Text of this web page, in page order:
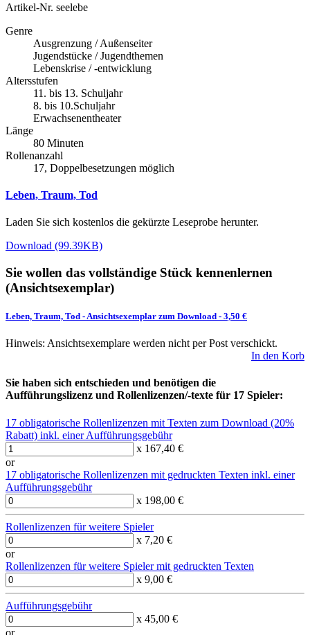
Artikel-Nr. seelebe
Genre
Ausgrenzung / Außenseiter
Jugendstücke / Jugendthemen
Lebenskrise / -entwicklung
Altersstufen
11. bis 13. Schuljahr
8. bis 10.Schuljahr
Erwachsenentheater
Länge
80 Minuten
Rollenanzahl
17, Doppelbesetzungen möglich
Leben, Traum, Tod
Laden Sie sich kostenlos die gekürzte Leseprobe herunter.
Download (99.39KB)
Sie wollen das vollständige Stück kennenlernen
(Ansichtsexemplar)
Leben, Traum, Tod - Ansichtsexemplar zum Download - 3,50 €
Hinweis: Ansichtsexemplare werden nicht per Post verschickt.
In den Korb
Sie haben sich entschieden und benötigen die
Aufführungslizenz und Rollenlizenzen/-texte für 17 Spieler:
17 obligatorische Rollenlizenzen mit Texten zum Download (20%
Rabatt) inkl. einer Aufführungsgebühr
x 167,40 €
or
17 obligatorische Rollenlizenzen mit gedruckten Texten inkl. einer
Aufführungsgebühr
x 198,00 €
Rollenlizenzen für weitere Spieler
x 7,20 €
or
Rollenlizenzen für weitere Spieler mit gedruckten Texten
x 9,00 €
Aufführungsgebühr
x 45,00 €
or